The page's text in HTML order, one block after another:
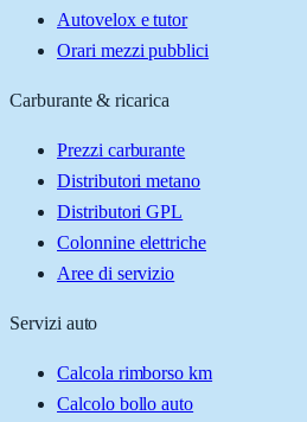
Autovelox e tutor
Orari mezzi pubblici
Carburante & ricarica
Prezzi carburante
Distributori metano
Distributori GPL
Colonnine elettriche
Aree di servizio
Servizi auto
Calcola rimborso km
Calcolo bollo auto